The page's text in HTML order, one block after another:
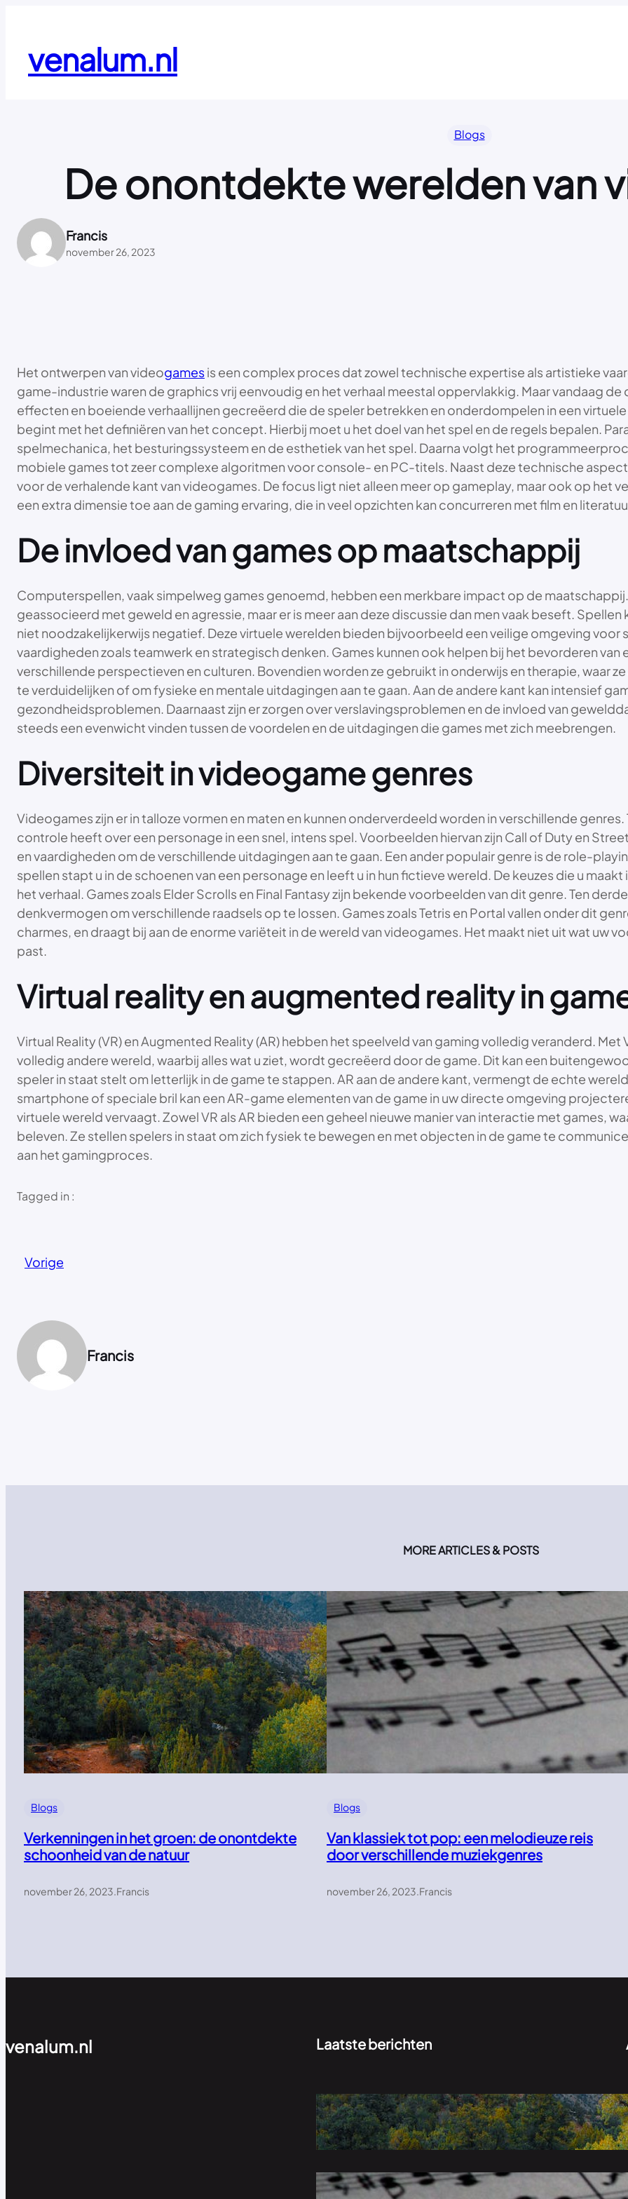
inhoudvenalum.nl
Blogs
De onontdekte werelden van
Francis
november 26, 2023
Het ontwerpen van videogamesis een complex proces dat zowel technische expertise als artistieke
game-industrie waren de graphics vrij eenvoudig en het verhaal meestal oppervlakkig. Maar vandaag
effecten en boeiende verhaallijnen gecreëerd die de speler betrekken en onderdompelen in een
begint met het definiëren van het concept. Hierbij moet u het doel van het spel en de regels bepalen.
spelmechanica, het besturingssysteem en de esthetiek van het spel. Daarna volgt het
mobiele games tot zeer complexe algoritmen voor console- en PC-titels. Naast deze technische
voor de verhalende kant van videogames. De focus ligt niet alleen meer op gameplay, maar ook op het
een extra dimensie toe aan de gaming ervaring, die in veel opzichten kan concurreren met film en
De invloed van games op maatschappij
Computerspellen, vaak simpelweg games genoemd, hebben een merkbare impact op de
geassocieerd met geweld en agressie, maar er is meer aan deze discussie dan men vaak beseft.
niet noodzakelijkerwijs negatief. Deze virtuele werelden bieden bijvoorbeeld een veilige omgeving voor
vaardigheden zoals teamwerk en strategisch denken. Games kunnen ook helpen bij het bevorderen
verschillende perspectieven en culturen. Bovendien worden ze gebruikt in onderwijs en therapie, waar
te verduidelijken of om fysieke en mentale uitdagingen aan te gaan. Aan de andere kant kan intensief
gezondheidsproblemen. Daarnaast zijn er zorgen over verslavingsproblemen en de invloed van
steeds een evenwicht vinden tussen de voordelen en de uitdagingen die games met zich meebrengen.
Diversiteit in videogame genres
Videogames zijn er in talloze vormen en maten en kunnen onderverdeeld worden in verschillende
controle heeft over een personage in een snel, intens spel. Voorbeelden hiervan zijn Call of Duty en
en vaardigheden om de verschillende uitdagingen aan te gaan. Een ander populair genre is de role-
spellen stapt u in de schoenen van een personage en leeft u in hun fictieve wereld. De keuzes die u
het verhaal. Games zoals Elder Scrolls en Final Fantasy zijn bekende voorbeelden van dit genre. Ten
denkvermogen om verschillende raadsels op te lossen. Games zoals Tetris en Portal vallen onder dit
charmes, en draagt bij aan de enorme variëteit in de wereld van videogames. Het maakt niet uit wat uw
past.
Virtual reality en augmented reality in
Virtual Reality (VR) en Augmented Reality (AR) hebben het speelveld van gaming volledig veranderd.
volledig andere wereld, waarbij alles wat u ziet, wordt gecreëerd door de game. Dit kan een
speler in staat stelt om letterlijk in de game te stappen. AR aan de andere kant, vermengt de echte
smartphone of speciale bril kan een AR-game elementen van de game in uw directe omgeving
virtuele wereld vervaagt. Zowel VR als AR bieden een geheel nieuwe manier van interactie met games,
beleven. Ze stellen spelers in staat om zich fysiek te bewegen en met objecten in de game te
aan het gamingproces.
Tagged in :
Vorige
Francis
MORE ARTICLES & POSTS
Blogs
Verkenningen in het groen: de onontdekte
schoonheid van de natuur
november 26, 2023.Francis
Blogs
Van klassiek tot pop: een melodieuze reis
door verschillende muziekgenres
november 26, 2023.Francis
venalum.nl Laatste berichten
Verkenningen in het groen: de onontdekte
schoonheid van de natuur
november 26, 2023
Van klassiek tot pop: een melodieuze reis